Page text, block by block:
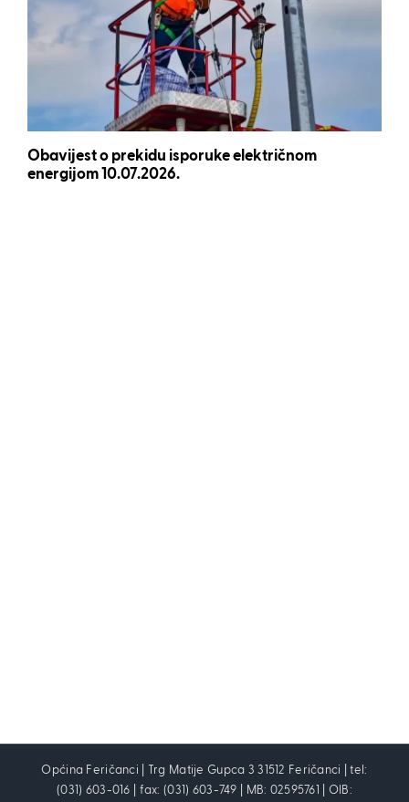
Obavijest o prekidu isporuke električnom
energijom 10.07.2026.
Općina Feričanci | Trg Matije Gupca 3 31512 Feričanci | tel:
(031) 603-016 | fax: (031) 603-749 | MB: 02595761 | OIB: